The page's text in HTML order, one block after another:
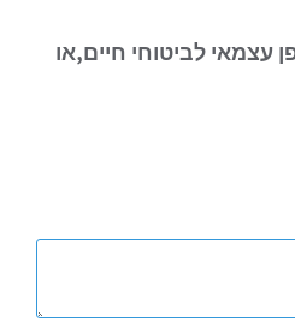
עצמאי לביטוחי חיים,או